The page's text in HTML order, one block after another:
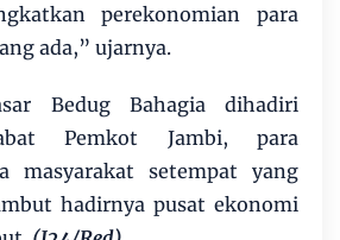
perekonomian para
ada,” ujarnya.
Bedug Bahagia dihadiri
Pemkot Jambi, para
masyarakat setempat yang
hadirnya pusat ekonomi